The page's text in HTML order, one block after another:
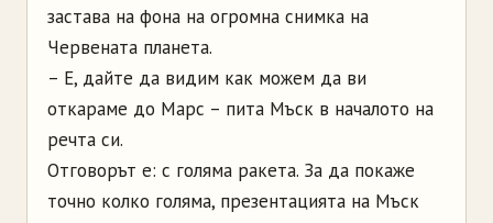
застава на фона на огромна снимка на
Червената планета.
– Е, дайте да видим как можем да ви
откараме до Марс – пита Мъск в началото на
речта си.
Отговорът е: с голяма ракета. За да покаже
точно колко голяма, презентацията на Мъск